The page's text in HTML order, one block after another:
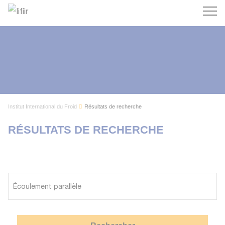
Institut International du Froid Résultats de recherche
RÉSULTATS DE RECHERCHE